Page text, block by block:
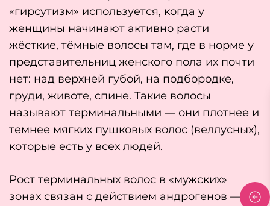
«гирсутизм» используется, когда у
женщины начинают активно расти
жёсткие, тёмные волосы там, где в норме у
представительниц женского пола их почти
нет: над верхней губой, на подбородке,
груди, животе, спине. Такие волосы
называют терминальными — они плотнее и
темнее мягких пушковых волос (веллусных),
которые есть у всех людей.
Рост терминальных волос в «мужских»
зонах связан с действием андрогенов —